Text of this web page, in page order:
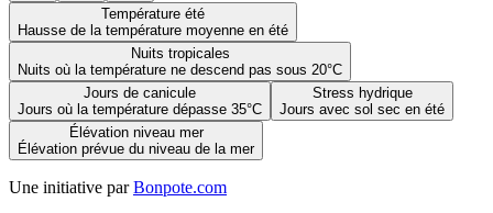
Température été
Hausse de la température moyenne en été
Nuits tropicales
Nuits où la température ne descend pas sous 20°C
Jours de canicule
Jours où la température dépasse 35°C
Stress hydrique
Jours avec sol sec en été
Élévation niveau mer
Élévation prévue du niveau de la mer
Une initiative par Bonpote.com